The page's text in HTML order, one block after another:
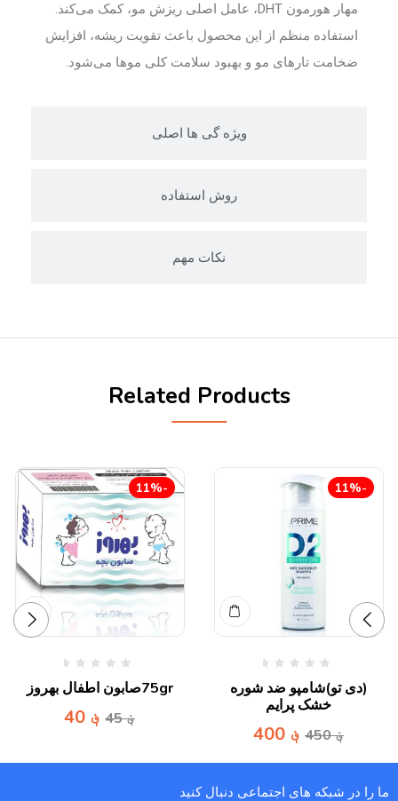
ویژه گی ها اصلی
روش استفاده
نکات مهم
مهار هورمون DHT، عامل اصلی ریزش مو، کمک می‌کند.
استفاده منظم از این محصول باعث تقویت ریشه، افزایش
ضخامت تارهای مو و بهبود سلامت کلی موها می‌شود.
Related Products
-11%
(دی تو)شامپو ضد شوره
خشک پرایم
؋450 ؋
-11%
75grصابون اطفال بهروز
؋45 ؋
ما را در شبکه های اجتماعی دنبال کنید